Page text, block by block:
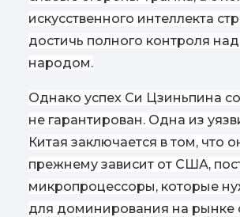
искусственного интеллекта
достичь полного контроля
народом.
Однако успех Си Цзиньпина
не гарантирован. Одна из
Китая заключается в том, что
прежнему зависит от США,
микропроцессоры, которые
для доминирования на рынке